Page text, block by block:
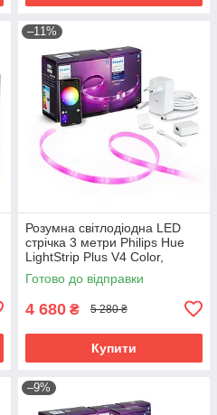
–11%
Розумна світлодіодна LED
стрічка 3 метри Philips Hue
LightStrip Plus V4 Color,
Bluetooth, Apple HomeKit (2+1
метр)
Готово до відправки
4 680 ₴ 5 280 ₴
Купити
–9%